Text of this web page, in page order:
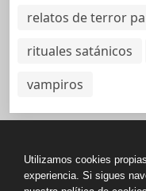
relatos de terror
rituales satánicos
vampiros
Política de
Utilizamos cookies
experiencia. Si sigues